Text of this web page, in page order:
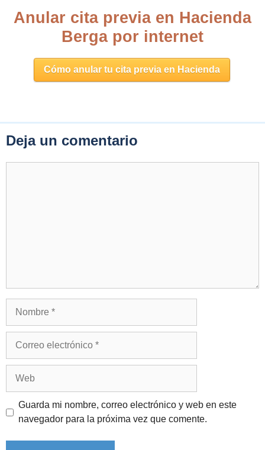
Anular cita previa en Hacienda
Berga por internet
Cómo anular tu cita previa en Hacienda
Deja un comentario
Guarda mi nombre, correo electrónico y web en este
navegador para la próxima vez que comente.